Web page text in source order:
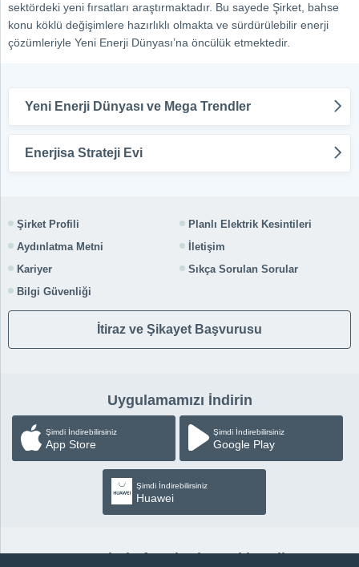
sektördeki yeni fırsatları araştırmaktadır. Bu sayede Şirket, bahse
konu köklü değişimlere hazırlıklı olmakta ve sürdürülebilir enerji
çözümleriyle Yeni Enerji Dünyası’na öncülük etmektedir.
Yeni Enerji Dünyası ve Mega Trendler
Enerjisa Strateji Evi
Şirket Profili
Planlı Elektrik Kesintileri
Aydınlatma Metni
İletişim
Kariyer
Sıkça Sorulan Sorular
Bilgi Güvenliği
İtiraz ve Şikayet Başvurusu
Uygulamamızı İndirin
Şimdi İndirebilirsiniz
App Store
Şimdi İndirebilirsiniz
Google Play
Şimdi İndirebilirsiniz
Huawei
Sosyal Platformlardan Takip Edin